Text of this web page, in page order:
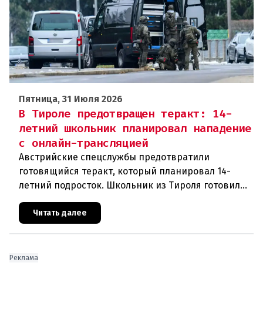
Пятница, 31 Июля 2026
В Тироле предотвращен теракт: 14-
летний школьник планировал нападение
с онлайн-трансляцией
Австрийские спецслужбы предотвратили
готовящийся теракт, который планировал 14-
летний подросток. Школьник из Тироля готовил
нападение на религиозные учреждения и
намеревался транслировать свои действи
Читать далее
Реклама